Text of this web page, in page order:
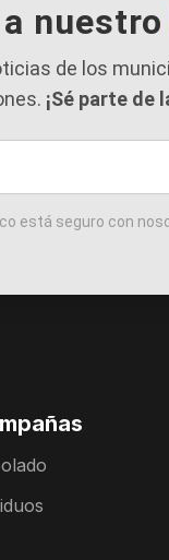
nuestro
de los
¡Sé parte de
está seguro con